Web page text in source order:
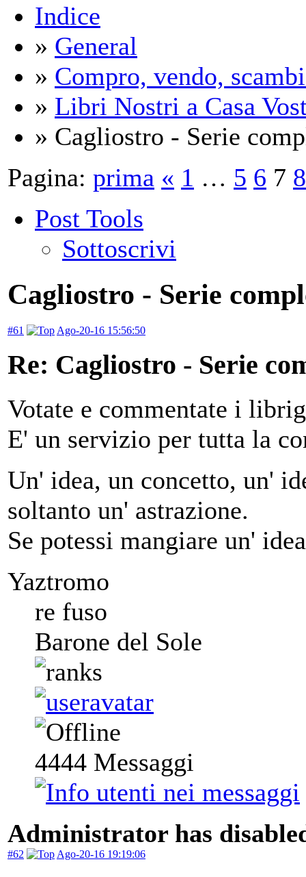
Indice
» General
» Compro, vendo,
» Libri Nostri a Casa
» Cagliostro - Serie
Pagina: prima « 1 … 5 6 7 8
Post Tools
Sottoscrivi
Cagliostro - Serie
#61 Ago-20-16 15:56:50
Re: Cagliostro - Serie
Votate e commentate i
E' un servizio per tutta la
Un' idea, un concetto, un'
soltanto un' astrazione.
Se potessi mangiare un'
Yaztromo
re fuso
Barone del Sole
4444 Messaggi
Administrator has
#62 Ago-20-16 19:19:06